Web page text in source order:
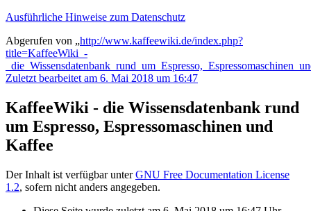
Ausführliche Hinweise zum Datenschutz
Abgerufen von „http://www.kaffeewiki.de/index.php?
title=KaffeeWiki_-
Zuletzt bearbeitet am 6. Mai 2018 um 16:47
KaffeeWiki - die Wissensdatenbank rund
um Espresso, Espressomaschinen und
Kaffee
Der Inhalt ist verfügbar unterGNU Free Documentation License
1.2, sofern nicht anders angegeben.